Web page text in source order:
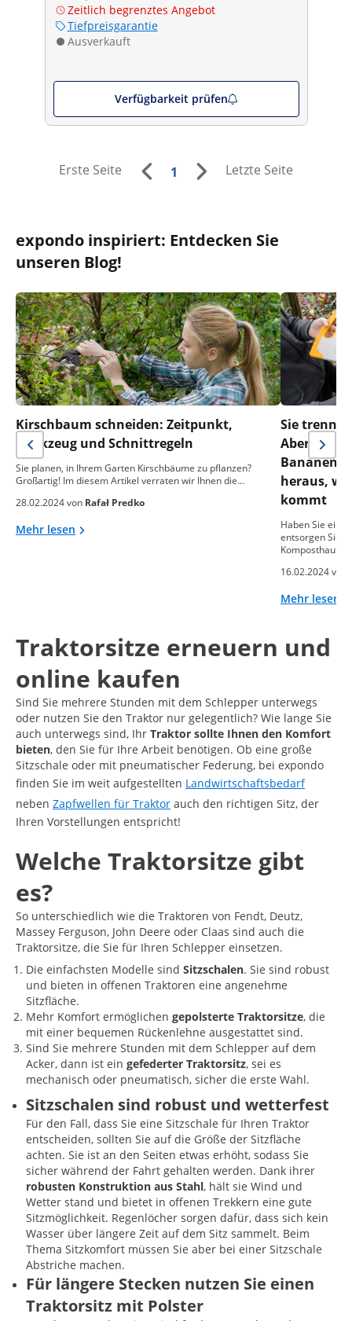
Zeitlich begrenztes Angebot
Tiefpreisgarantie
Ausverkauft
Verfügbarkeit prüfen
Erste Seite 1 Letzte Seite
expondo inspiriert: Entdecken Sie
unseren Blog!
Kirschbaum schneiden: Zeitpunkt,
Werkzeug und Schnittregeln
Sie planen, in Ihrem Garten Kirschbäume zu pflanzen?
Großartig! Im diesem Artikel verraten wir Ihnen die…
28.02.2024 von Rafał Predko
Mehr lesen
Sie
Aber was
heraus,
kommt
Haben Sie
entsorgen Sie
16.02.2024 von
Mehr lesen
Traktorsitze erneuern und
online kaufen
Sind Sie mehrere Stunden mit dem Schlepper unterwegs
oder nutzen Sie den Traktor nur gelegentlich? Wie lange Sie
auch unterwegs sind, Ihr Traktor sollte Ihnen den Komfort
bieten, den Sie für Ihre Arbeit benötigen. Ob eine große
Sitzschale oder mit pneumatischer Federung, bei expondo
finden Sie im weit aufgestellten Landwirtschaftsbedarf
neben Zapfwellen für Traktor auch den richtigen Sitz, der
Ihren Vorstellungen entspricht!
Welche Traktorsitze gibt
es?
So unterschiedlich wie die Traktoren von Fendt, Deutz,
Massey Ferguson, John Deere oder Claas sind auch die
Traktorsitze, die Sie für Ihren Schlepper einsetzen.
Die einfachsten Modelle sind Sitzschalen. Sie sind robust
und bieten in offenen Traktoren eine angenehme
Sitzfläche.
Mehr Komfort ermöglichen gepolsterte Traktorsitze, die
mit einer bequemen Rückenlehne ausgestattet sind.
Sind Sie mehrere Stunden mit dem Schlepper auf dem
Acker, dann ist ein gefederter Traktorsitz, sei es
mechanisch oder pneumatisch, sicher die erste Wahl.
Sitzschalen sind robust und wetterfest
Für den Fall, dass Sie eine Sitzschale für Ihren Traktor
entscheiden, sollten Sie auf die Größe der Sitzfläche
achten. Sie ist an den Seiten etwas erhöht, sodass Sie
sicher während der Fahrt gehalten werden. Dank ihrer
robusten Konstruktion aus Stahl, hält sie Wind und
Wetter stand und bietet in offenen Trekkern eine gute
Sitzmöglichkeit. Regenlöcher sorgen dafür, dass sich kein
Wasser über längere Zeit auf dem Sitz sammelt. Beim
Thema Sitzkomfort müssen Sie aber bei einer Sitzschale
Abstriche machen.
Für längere Stecken nutzen Sie einen
Traktorsitz mit Polster